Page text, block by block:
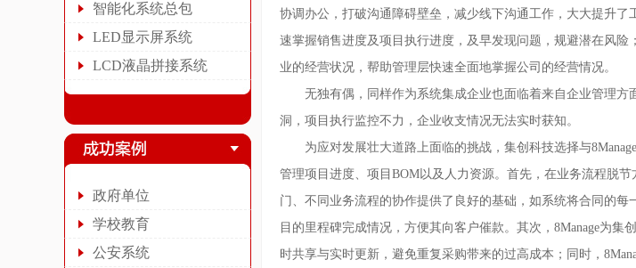
智能化系统总包
LED显示屏系统
LCD液晶拼接系统
政府单位
学校教育
公安系统
协调办公，打破沟通障碍壁垒，减少线下沟通工作，大大提升
速掌握销售进度及项目执行进度，及早发现问题，规避潜在风
业的经营状况，帮助管理层快速全面地掌握公司的经营情况。
无独有偶，同样作为系统集成企业也面临着来自企业管理
洞，项目执行监控不力，企业收支情况无法实时获知。
为应对发展壮大道路上面临的挑战，集创科技选择与
管理项目进度、项目BOM以及人力资源。首先，在业务流程脱
门、不同业务流程的协作提供了良好的基础，如系统将合同的
目的里程碑完成情况，方便其向客户催款。其次，8Manage为
时共享与实时更新，避免重复采购带来的过高成本；同时，